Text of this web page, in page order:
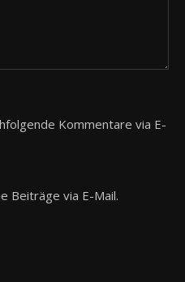
Kommentare via E-
Beiträge via E-Mail.